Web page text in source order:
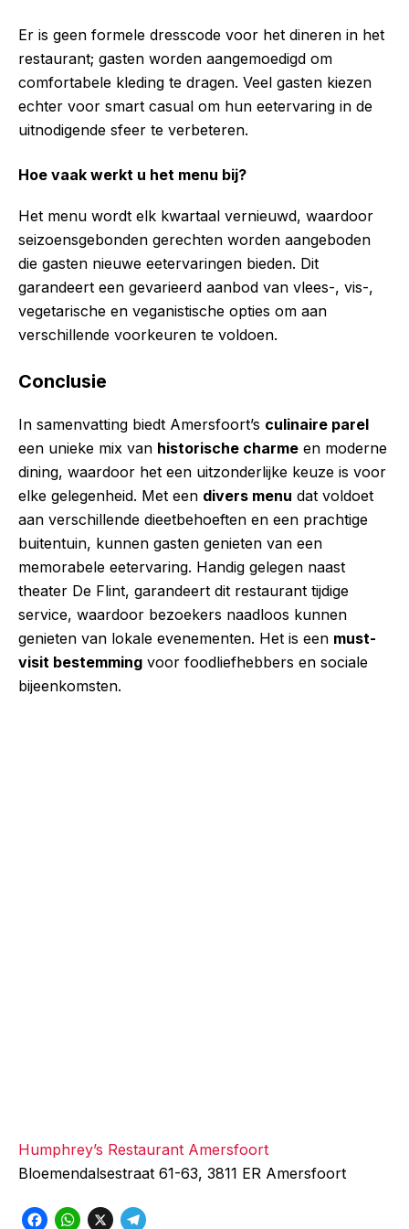
Er is geen formele dresscode voor het dineren in het
restaurant; gasten worden aangemoedigd om
comfortabele kleding te dragen. Veel gasten kiezen
echter voor smart casual om hun eetervaring in de
uitnodigende sfeer te verbeteren.
Hoe vaak werkt u het menu bij?
Het menu wordt elk kwartaal vernieuwd, waardoor
seizoensgebonden gerechten worden aangeboden
die gasten nieuwe eetervaringen bieden. Dit
garandeert een gevarieerd aanbod van vlees-, vis-,
vegetarische en veganistische opties om aan
verschillende voorkeuren te voldoen.
Conclusie
In samenvatting biedt Amersfoort’s culinaire parel
een unieke mix van historische charme en moderne
dining, waardoor het een uitzonderlijke keuze is voor
elke gelegenheid. Met een divers menu dat voldoet
aan verschillende dieetbehoeften en een prachtige
buitentuin, kunnen gasten genieten van een
memorabele eetervaring. Handig gelegen naast
theater De Flint, garandeert dit restaurant tijdige
service, waardoor bezoekers naadloos kunnen
genieten van lokale evenementen. Het is een must-
visit bestemming voor foodliefhebbers en sociale
bijeenkomsten.
Humphrey’s Restaurant Amersfoort
Bloemendalsestraat 61-63, 3811 ER Amersfoort
F
W
X
T